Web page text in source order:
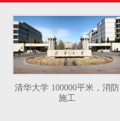
清华大学 100000平米，消防
施工